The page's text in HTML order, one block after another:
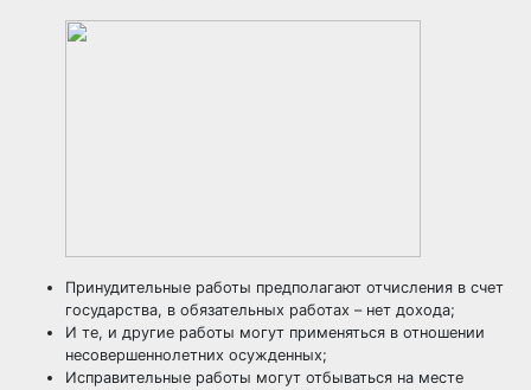
Принудительные работы предполагают отчисления в счет
государства, в обязательных работах – нет дохода;
И те, и другие работы могут применяться в отношении
несовершеннолетних осужденных;
Исправительные работы могут отбываться на месте